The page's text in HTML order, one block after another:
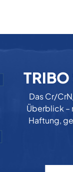
Das Cr/
Überblick –
Haftung,